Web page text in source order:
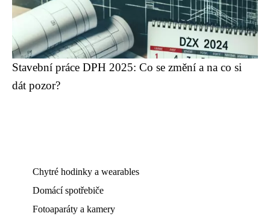
Stavební práce DPH 2025: Co se změní a na co si
dát pozor?
Chytré hodinky a wearables
Domácí spotřebiče
Fotoaparáty a kamery